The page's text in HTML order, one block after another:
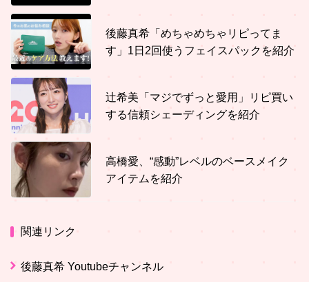
後藤真希「めちゃめちゃリピってま
す」1日2回使うフェイスパックを紹介
辻希美「マジでずっと愛用」リピ買い
する信頼シェーディングを紹介
高橋愛、“感動”レベルのベースメイク
アイテムを紹介
関連リンク
後藤真希 Youtubeチャンネル